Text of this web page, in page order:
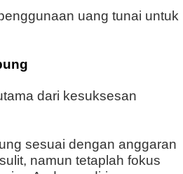
uang tunai untuk
dari kesuksesan
sesuai dengan anggaran
namun tetaplah fokus